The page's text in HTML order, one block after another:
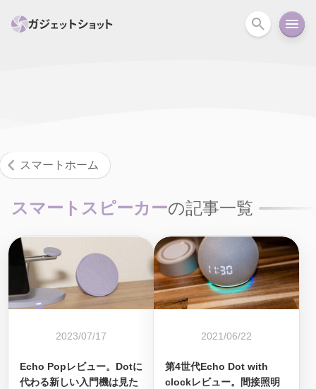
スマートホーム
回線 iPhone
ガイド ニュース オーディオ 周辺機器
スマートホーム
スマートスピーカーの記事一覧
2023/07/17
Echo Popレビュー。Dotに
代わる新しい入門機は見た
2021/06/22
第4世代Echo Dot with
clockレビュー。間接照明